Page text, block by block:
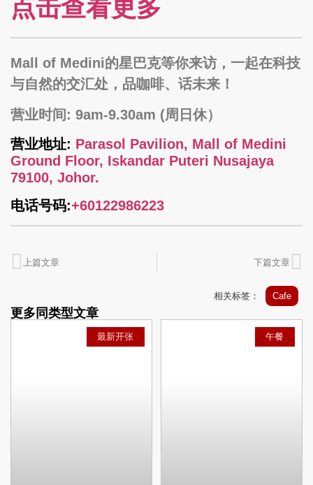
点击查看更多
Mall of Medini的星巴克等你来访，一起在科技
与自然的交汇处，品咖啡、话未来！
营业时间: 9am-9.30am (周日休）
营业地址: Parasol Pavilion, Mall of Medini
Ground Floor, Iskandar Puteri Nusajaya
79100, Johor.
电话号码:+60122986223
上篇文章 下篇文章
最新开张 午餐
相关标签： Cafe
更多同类型文章